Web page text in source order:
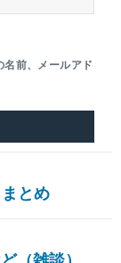
前、メールアド
とめ